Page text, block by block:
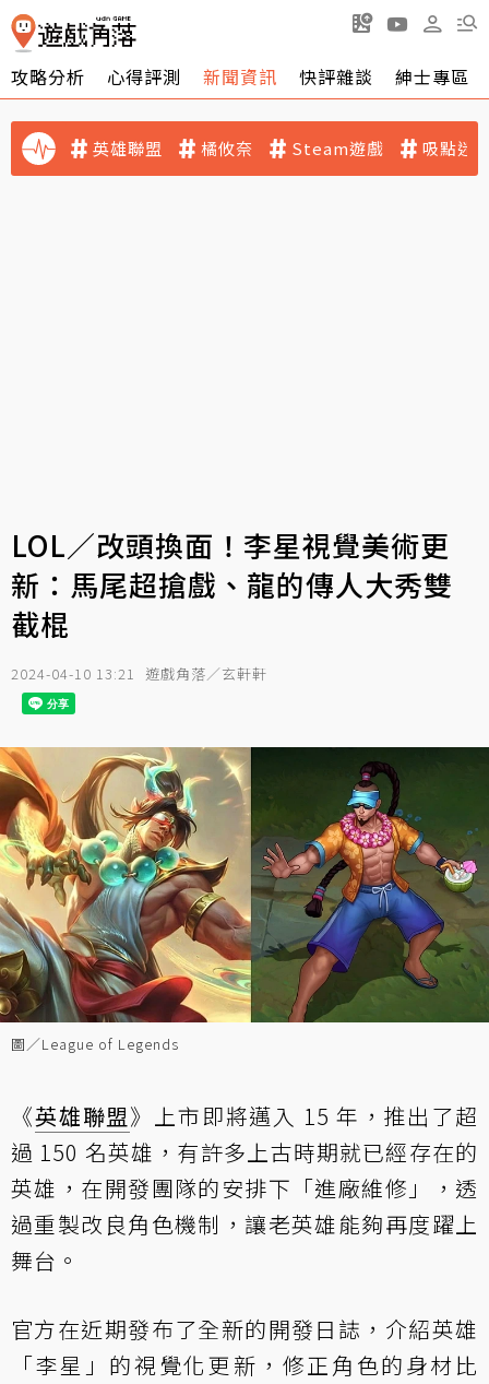
攻略分析 心得評測 新聞資訊 快評雜談 紳士專區
英雄聯盟 橘攸奈 Steam遊戲 吸點迷
LOL／改頭換面！李星視覺美術更
新：馬尾超搶戲、龍的傳人大秀雙
截棍
2024-04-10 13:21 遊戲角落／玄軒軒
圖／League of Legends
《英雄聯盟》上市即將邁入 15 年，推出了超
過 150 名英雄，有許多上古時期就已經存在的
英雄，在開發團隊的安排下「進廠維修」，透
過重製改良角色機制，讓老英雄能夠再度躍上
舞台。
官方在近期發布了全新的開發日誌，介紹英雄
「李星」的視覺化更新，修正角色的身材比